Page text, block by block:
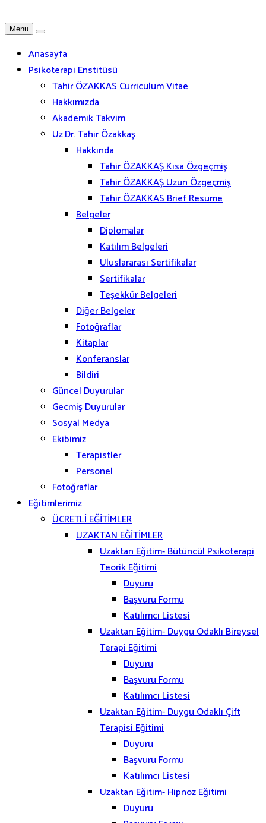
Menu
Anasayfa
Psikoterapi Enstitüsü
Tahir ÖZAKKAS Curriculum Vitae
Hakkımızda
Akademik Takvim
Uz.Dr. Tahir Özakkaş
Hakkında
Tahir ÖZAKKAŞ Kısa Özgeçmiş
Tahir ÖZAKKAŞ Uzun Özgeçmiş
Tahir ÖZAKKAS Brief Resume
Belgeler
Diplomalar
Katılım Belgeleri
Uluslararası Sertifikalar
Sertifikalar
Teşekkür Belgeleri
Diğer Belgeler
Fotoğraflar
Kitaplar
Konferanslar
Bildiri
Güncel Duyurular
Gecmiş Duyurular
Sosyal Medya
Ekibimiz
Terapistler
Personel
Fotoğraflar
Eğitimlerimiz
ÜCRETLİ EĞİTİMLER
UZAKTAN EĞİTİMLER
Uzaktan Eğitim- Bütüncül Psikoterapi
Teorik Eğitimi
Duyuru
Başvuru Formu
Katılımcı Listesi
Uzaktan Eğitim- Duygu Odaklı Bireysel
Terapi Eğitimi
Duyuru
Başvuru Formu
Katılımcı Listesi
Uzaktan Eğitim- Duygu Odaklı Çift
Terapisi Eğitimi
Duyuru
Başvuru Formu
Katılımcı Listesi
Uzaktan Eğitim- Hipnoz Eğitimi
Duyuru